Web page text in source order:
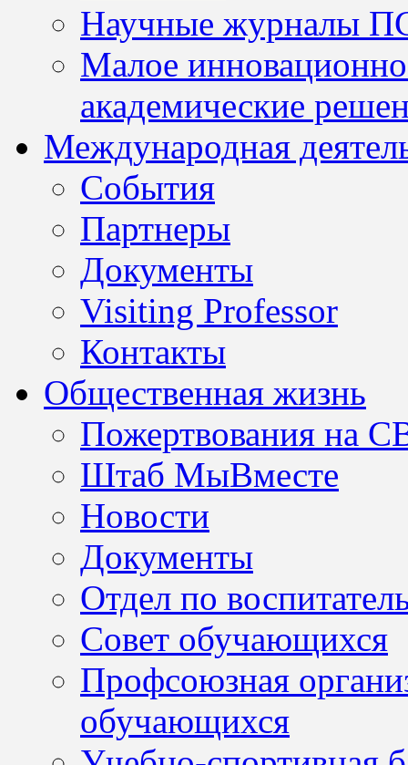
Научные журналы
Малое
академические
Международная
События
Партнеры
Документы
Visiting Professor
Контакты
Общественная жизнь
Пожертвования на
Штаб МыВместе
Новости
Документы
Отдел по
Совет обучающихся
Профсоюзная
обучающихся